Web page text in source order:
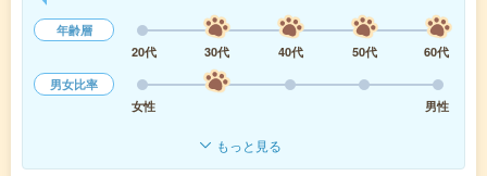
年齢層
20代
30代 40代 50代
60代
男女比率
女性
男性
もっと見る